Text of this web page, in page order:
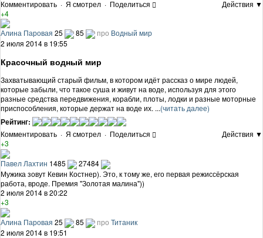
Комментировать · Я смотрел · Поделиться
Действия ▼
+4
Алина Паровая 25 85 про Водный мир
2 июля 2014 в 19:55
Красочный водный мир
Захватывающий старый фильм, в котором идёт рассказ о мире людей,
которые забыли, что такое суша и живут на воде, используя для этого
разные средства передвижения, корабли, плоты, лодки и разные моторные
приспособления, которые держат на воде их. ...(читать далее)
Рейтинг:
Комментировать · Я смотрел · Поделиться
Действия ▼
+3
Павел Лахтин 1485
27484
Мужика зовут Кевин Костнер). Это, к тому же, его первая режиссёрская
работа, вроде. Премия "Золотая малина"))
2 июля 2014 в 20:22
+3
Алина Паровая 25 85 про Титаник
2 июля 2014 в 19:51